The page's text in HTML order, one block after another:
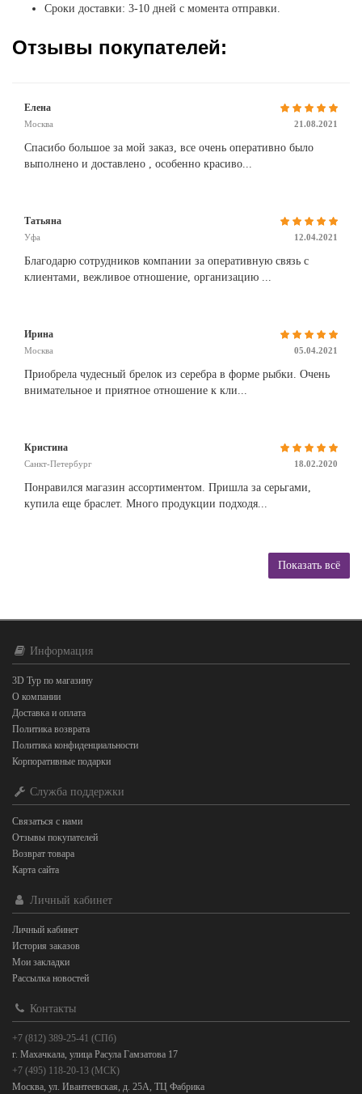
Сроки доставки: 3-10 дней с момента отправки.
Отзывы покупателей:
Елена
Москва 21.08.2021
Спасибо большое за мой заказ, все очень оперативно было
выполнено и доставлено , особенно красиво...
Татьяна
Уфа 12.04.2021
Благодарю сотрудников компании за оперативную связь с
клиентами, вежливое отношение, организацию ...
Ирина
Москва 05.04.2021
Приобрела чудесный брелок из серебра в форме рыбки. Очень
внимательное и приятное отношение к кли...
Кристина
Санкт-Петербург 18.02.2020
Понравился магазин ассортиментом. Пришла за серьгами,
купила еще браслет. Много продукции подходя...
Показать всё
Информация
3D Тур по магазину
О компании
Доставка и оплата
Политика возврата
Политика конфиденциальности
Корпоративные подарки
Служба поддержки
Связаться с нами
Отзывы покупателей
Возврат товара
Карта сайта
Личный кабинет
Личный кабинет
История заказов
Мои закладки
Рассылка новостей
Контакты
+7 (812) 389-25-41 (СПб)
г. Махачкала, улица Расула Гамзатова 17
+7 (495) 118-20-13 (МСК)
Москва, ул. Ивантеевская, д. 25А, ТЦ Фабрика